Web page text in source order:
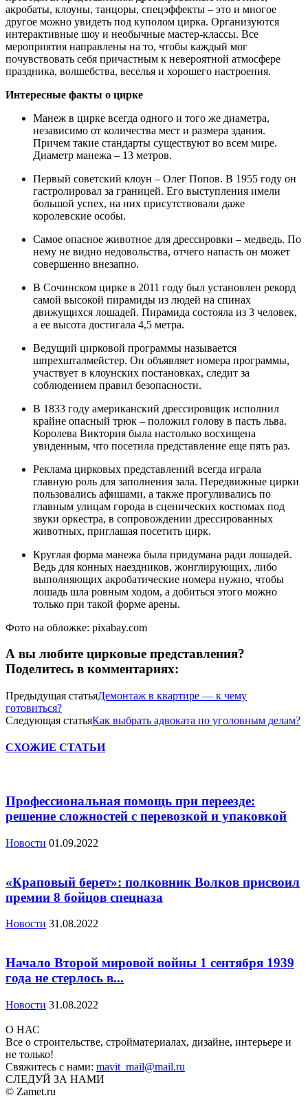
акробаты, клоуны, танцоры, спецэффекты – это и многое
другое можно увидеть под куполом цирка. Организуются
интерактивные шоу и необычные мастер-классы. Все
мероприятия направлены на то, чтобы каждый мог
почувствовать себя причастным к невероятной атмосфере
праздника, волшебства, веселья и хорошего настроения.
Интересные факты о цирке
Манеж в цирке всегда одного и того же диаметра,
независимо от количества мест и размера здания.
Причем такие стандарты существуют во всем мире.
Диаметр манежа – 13 метров.
Первый советский клоун – Олег Попов. В 1955 году он
гастролировал за границей. Его выступления имели
большой успех, на них присутствовали даже
королевские особы.
Самое опасное животное для дрессировки – медведь. По
нему не видно недовольства, отчего напасть он может
совершенно внезапно.
В Сочинском цирке в 2011 году был установлен рекорд
самой высокой пирамиды из людей на спинах
движущихся лошадей. Пирамида состояла из 3 человек,
а ее высота достигала 4,5 метра.
Ведущий цирковой программы называется
шпрехшталмейстер. Он объявляет номера программы,
участвует в клоунских постановках, следит за
соблюдением правил безопасности.
В 1833 году американский дрессировщик исполнил
крайне опасный трюк – положил голову в пасть льва.
Королева Виктория была настолько восхищена
увиденным, что посетила представление еще пять раз.
Реклама цирковых представлений всегда играла
главную роль для заполнения зала. Передвижные цирки
пользовались афишами, а также прогуливались по
главным улицам города в сценических костюмах под
звуки оркестра, в сопровождении дрессированных
животных, приглашая посетить цирк.
Круглая форма манежа была придумана ради лошадей.
Ведь для конных наездников, жонглирующих, либо
выполняющих акробатические номера нужно, чтобы
лошадь шла ровным ходом, а добиться этого можно
только при такой форме арены.
Фото на обложке: pixabay.com
А вы любите цирковые представления?
Поделитесь в комментариях:
Предыдущая статьяДемонтаж в квартире — к чему
готовиться?
Следующая статьяКак выбрать адвоката по уголовным делам?
СХОЖИЕ СТАТЬИ
Профессиональная помощь при переезде:
решение сложностей с перевозкой и упаковкой
Новости 01.09.2022
«Краповый берет»: полковник Волков присвоил
премии 8 бойцов спецназа
Новости 31.08.2022
Начало Второй мировой войны 1 сентября 1939
года не стерлось в...
Новости 31.08.2022
О НАС
Все о строительстве, стройматериалах, дизайне, интерьере и
не только!
Свяжитесь с нами: mavit_mail@mail.ru
СЛЕДУЙ ЗА НАМИ
© Zamet.ru